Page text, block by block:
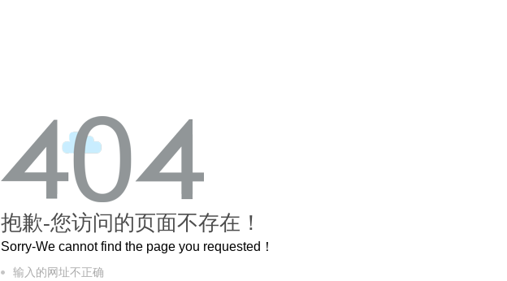
抱歉-您访问的页面不存在！
Sorry-We cannot find the page you requested！
输入的网址不正确